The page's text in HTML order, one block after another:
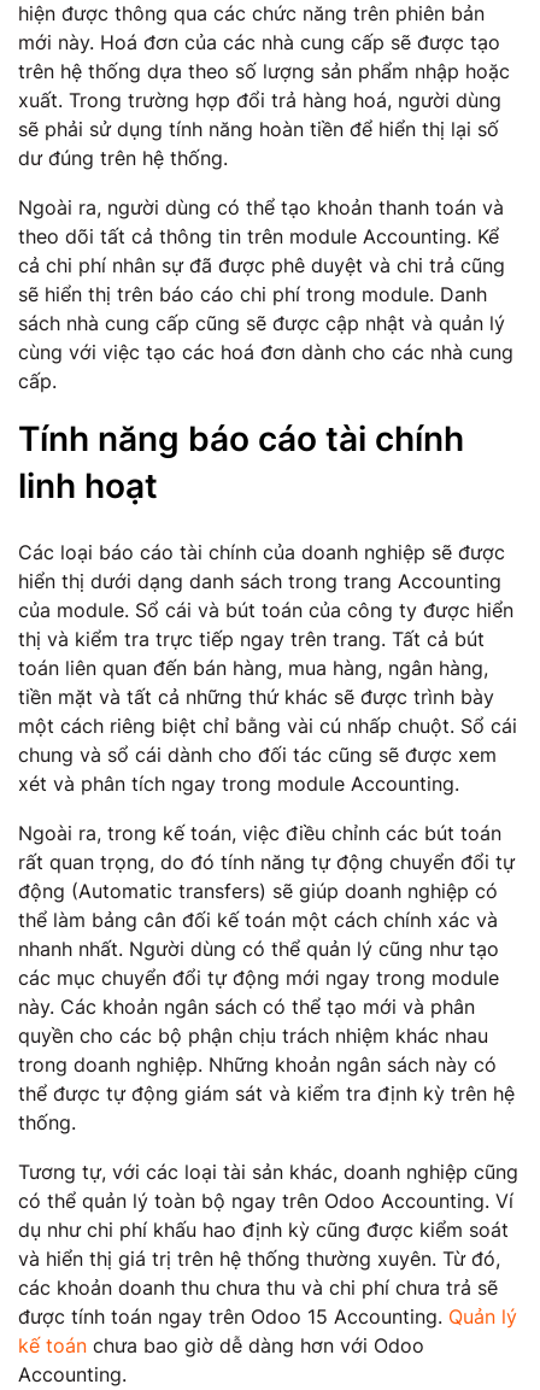
hiện được thông qua các chức năng trên phiên bản
mới này. Hoá đơn của các nhà cung cấp sẽ được tạo
trên hệ thống dựa theo số lượng sản phẩm nhập hoặc
xuất. Trong trường hợp đổi trả hàng hoá, người dùng
sẽ phải sử dụng tính năng hoàn tiền để hiển thị lại số
dư đúng trên hệ thống.
Ngoài ra, người dùng có thể tạo khoản thanh toán và
theo dõi tất cả thông tin trên module Accounting. Kể
cả chi phí nhân sự đã được phê duyệt và chi trả cũng
sẽ hiển thị trên báo cáo chi phí trong module. Danh
sách nhà cung cấp cũng sẽ được cập nhật và quản lý
cùng với việc tạo các hoá đơn dành cho các nhà cung
cấp.
Tính năng báo cáo tài chính
linh hoạt
Các loại báo cáo tài chính của doanh nghiệp sẽ được
hiển thị dưới dạng danh sách trong trang Accounting
của module. Sổ cái và bút toán của công ty được hiển
thị và kiểm tra trực tiếp ngay trên trang. Tất cả bút
toán liên quan đến bán hàng, mua hàng, ngân hàng,
tiền mặt và tất cả những thứ khác sẽ được trình bày
một cách riêng biệt chỉ bằng vài cú nhấp chuột. Sổ cái
chung và sổ cái dành cho đối tác cũng sẽ được xem
xét và phân tích ngay trong module Accounting.
Ngoài ra, trong kế toán, việc điều chỉnh các bút toán
rất quan trọng, do đó tính năng tự động chuyển đổi tự
động (Automatic transfers) sẽ giúp doanh nghiệp có
thể làm bảng cân đối kế toán một cách chính xác và
nhanh nhất. Người dùng có thể quản lý cũng như tạo
các mục chuyển đổi tự động mới ngay trong module
này. Các khoản ngân sách có thể tạo mới và phân
quyền cho các bộ phận chịu trách nhiệm khác nhau
trong doanh nghiệp. Những khoản ngân sách này có
thể được tự động giám sát và kiểm tra định kỳ trên hệ
thống.
Tương tự, với các loại tài sản khác, doanh nghiệp cũng
có thể quản lý toàn bộ ngay trên Odoo Accounting. Ví
dụ như chi phí khấu hao định kỳ cũng được kiểm soát
và hiển thị giá trị trên hệ thống thường xuyên. Từ đó,
các khoản doanh thu chưa thu và chi phí chưa trả sẽ
được tính toán ngay trên Odoo 15 Accounting. Quản lý
kế toán chưa bao giờ dễ dàng hơn với Odoo
Accounting.